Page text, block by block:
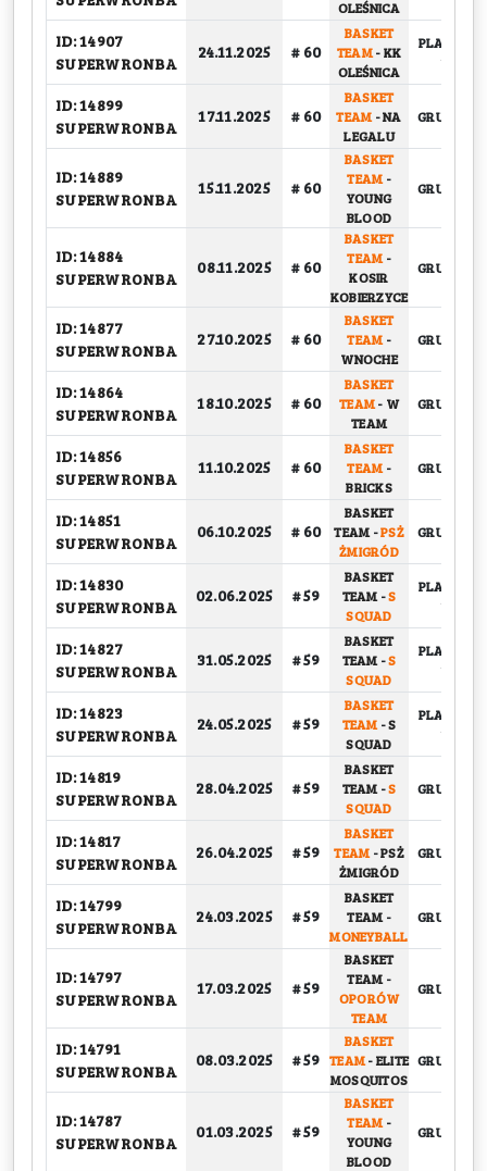
OLEŚNICA
ID: 14907
SUPERWRONBA
24.11.2025 # 60
BASKET
TEAM-KK
OLEŚNICA
PLAY-OFF,
1/4
ID: 14899
SUPERWRONBA
17.11.2025 # 60
BASKET
TEAM -NA
LEGALU
GRUPOWY
ID: 14889
SUPERWRONBA
15.11.2025 # 60
BASKET
TEAM -
YOUNG
BLOOD
GRUPOWY
ID: 14884
SUPERWRONBA
08.11.2025 # 60
BASKET
TEAM -
KOSIR
KOBIERZYCE
GRUPOWY
ID: 14877
SUPERWRONBA
27.10.2025 # 60
BASKET
TEAM -
WNOCHE
GRUPOWY
ID: 14864
SUPERWRONBA
18.10.2025 # 60
BASKET
TEAM- W
TEAM
GRUPOWY
ID: 14856
SUPERWRONBA
11.10.2025 # 60
BASKET
TEAM -
BRICKS
GRUPOWY
ID: 14851
SUPERWRONBA
06.10.2025 # 60
BASKET
TEAM -PSŻ
ŻMIGRÓD
GRUPOWY
ID: 14830
SUPERWRONBA
02.06.2025 # 59
BASKET
TEAM -S
SQUAD
PLAY-OFF,
1/4
ID: 14827
SUPERWRONBA
31.05.2025 # 59
BASKET
TEAM -S
SQUAD
PLAY-OFF,
1/4
ID: 14823
SUPERWRONBA
24.05.2025 # 59
BASKET
TEAM -S
SQUAD
PLAY-OFF,
1/4
ID: 14819
SUPERWRONBA
28.04.2025 # 59
BASKET
TEAM -S
SQUAD
GRUPOWY
ID: 14817
SUPERWRONBA
26.04.2025 # 59
BASKET
TEAM -PSŻ
ŻMIGRÓD
GRUPOWY
ID: 14799
SUPERWRONBA
24.03.2025 # 59
BASKET
TEAM -
MONEYBALL
GRUPOWY
ID: 14797
SUPERWRONBA
17.03.2025 # 59
BASKET
TEAM -
OPORÓW
TEAM
GRUPOWY
ID: 14791
SUPERWRONBA
08.03.2025 # 59
BASKET
TEAM-ELITE
MOSQUITOS
GRUPOWY
ID: 14787
SUPERWRONBA
01.03.2025 # 59
BASKET
TEAM -
YOUNG
BLOOD
GRUPOWY